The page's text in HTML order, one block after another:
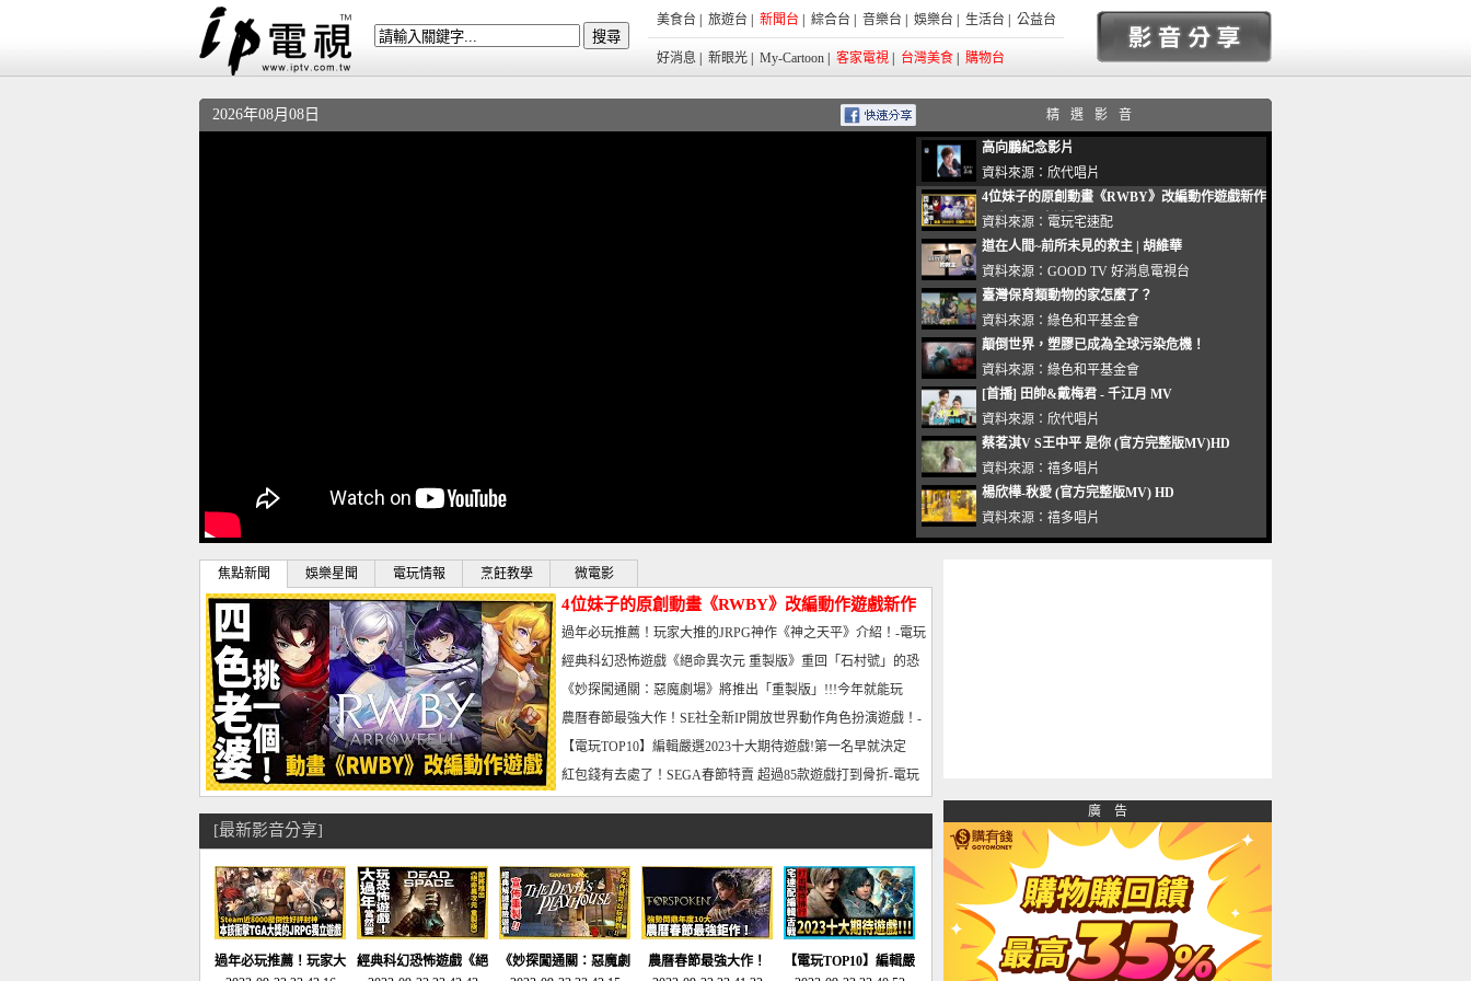
美食台 旅遊台 新聞台 綜合台 音樂台 娛樂台 生活台 公益台
好消息 新眼光 My-Cartoon 客家電視 台灣美食 購物台
2026年08月08日 精選影音
高向鵬紀念影片
資料來源： 欣代唱片
4位妹子的原創動畫《RWBY》改編動作遊戲新作
曝光_電玩宅速配20221102
資料來源： 電玩宅速配
道在人間~前所未見的救主 | 胡維華
資料來源： GOOD TV 好消息電視台
臺灣保育類動物的家怎麼了？
資料來源： 綠色和平基金會
顛倒世界，塑膠已成為全球污染危機！
資料來源： 綠色和平基金會
[首播] 田帥&戴梅君 - 千江月 MV
資料來源： 欣代唱片
蔡茗淇V S王中平 是你 (官方完整版MV)HD
資料來源： 禧多唱片
楊欣樺-秋愛 (官方完整版MV) HD
資料來源： 禧多唱片
焦點新聞 娛樂星聞 電玩情報 烹飪教學 微電影
4位妹子的原創動畫《RWBY》改編動作遊戲新作
曝光_電玩宅速配20221102
過年必玩推薦！玩家大推的JRPG神作《神之天平》介紹！-電玩
宅速配20230126
經典科幻恐怖遊戲《絕命異次元 重製版》重回「石村號」的恐
懼體驗-電玩宅速配20230125
《妙探闖通關：惡魔劇場》將推出「重製版」!!!今年就能玩
到!!-電玩宅速配20230124
農曆春節最強大作！SE社全新IP開放世界動作角色扮演遊戲！-
電玩宅速配20230123
【電玩TOP10】編輯嚴選2023十大期待遊戲!第一名早就決定
了，封面圖直接雷你!-電玩宅速配20230120
紅包錢有去處了！SEGA春節特賣 超過85款遊戲打到骨折-電玩
宅速配20230119
[最新影音分享]
過年必玩推薦！玩家大
經典科幻恐怖遊戲《絕
《妙探闖通關：惡魔劇
農曆春節最強大作！
【電玩TOP10】編輯嚴
廣 告